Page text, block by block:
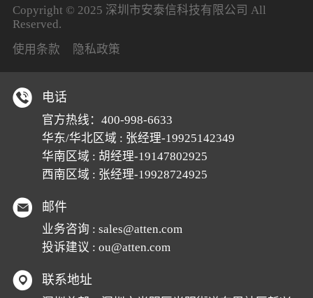
Copyright © 2025 深圳市安泰信科技有限公司 All
Reserved.
使用条款
隐私政策
电话
官方热线： 400-998-6633
华东/华北区域 : 张经理-19925142349
华南区域 : 胡经理-19147802925
西南区域 : 张经理-19928724925
邮件
业务咨询 : sales@atten.com
投诉建议 : ou@atten.com
联系地址